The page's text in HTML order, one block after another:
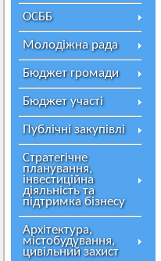
ОСББ
Молодіжна рада
Бюджет громади
Бюджет участі
Публічні закупівлі
Стратегічне
планування,
інвестиційна
діяльність та
підтримка бізнесу
Архітектура,
містобудування,
цивільний захист